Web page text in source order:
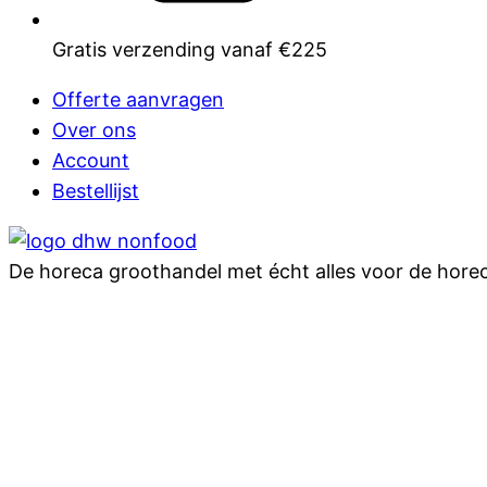
Gratis verzending vanaf €225
Offerte aanvragen
Over ons
Account
Bestellijst
De horeca groothandel met écht alles voor de